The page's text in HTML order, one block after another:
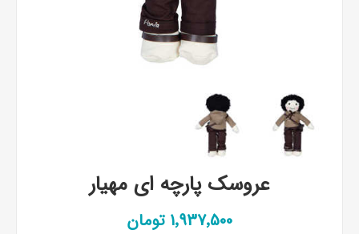
عروسک پارچه ای مهیار
1٬937٬500 تومان